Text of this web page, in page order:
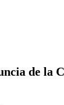
de la